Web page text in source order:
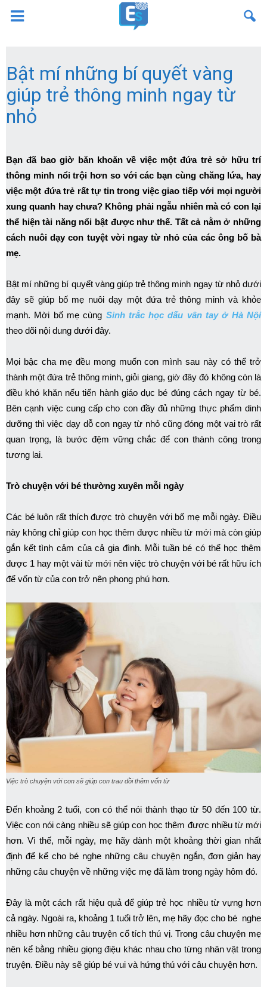
Bật mí những bí quyết vàng
giúp trẻ thông minh ngay từ
nhỏ
Bạn đã bao giờ băn khoăn về việc một đứa trẻ sở hữu trí
thông minh nổi trội hơn so với các bạn cùng chăng lứa, hay
việc một đứa trẻ rất tự tin trong việc giao tiếp với mọi người
xung quanh hay chưa? Không phải ngẫu nhiên mà có con lại
thể hiện tài năng nổi bật được như thế. Tất cả nằm ở những
cách nuôi dạy con tuyệt vời ngay từ nhỏ của các ông bố bà
mẹ.
Bật mí những bí quyết vàng giúp trẻ thông minh ngay từ nhỏ dưới
đây sẽ giúp bố mẹ nuôi dạy một đứa trẻ thông minh và khỏe
mạnh. Mời bố mẹ cùng Sinh trắc học dấu vân tay ở Hà Nội
theo dõi nội dung dưới đây.
Mọi bậc cha mẹ đều mong muốn con mình sau này có thể trở
thành một đứa trẻ thông minh, giỏi giang, giờ đây đó không còn là
điều khó khăn nếu tiến hành giáo dục bé đúng cách ngay từ bé.
Bên cạnh việc cung cấp cho con đầy đủ những thực phẩm dinh
dưỡng thì việc dạy dỗ con ngay từ nhỏ cũng đóng một vai trò rất
quan trọng, là bước đệm vững chắc để con thành công trong
tương lai.
Trò chuyện với bé thường xuyên mỗi ngày
Các bé luôn rất thích được trò chuyện với bố mẹ mỗi ngày. Điều
này không chỉ giúp con học thêm được nhiều từ mới mà còn giúp
gắn kết tình cảm của cả gia đình. Mỗi tuần bé có thể học thêm
được 1 hay một vài từ mới nên việc trò chuyện với bé rất hữu ích
để vốn từ của con trở nên phong phú hơn.
Việc trò chuyện với con sẽ giúp con trau dồi thêm vốn từ
Đến khoảng 2 tuổi, con có thể nói thành thạo từ 50 đến 100 từ.
Việc con nói càng nhiều sẽ giúp con học thêm được nhiều từ mới
hơn. Vì thế, mỗi ngày, mẹ hãy dành một khoảng thời gian nhất
định để kể cho bé nghe những câu chuyện ngắn, đơn giản hay
những câu chuyện về những việc mẹ đã làm trong ngày hôm đó.
Đây là một cách rất hiệu quả để giúp trẻ học nhiều từ vựng hơn
cả ngày. Ngoài ra, khoảng 1 tuổi trở lên, mẹ hãy đọc cho bé nghe
nhiều hơn những câu truyện cổ tích thú vị. Trong câu chuyện mẹ
nên kể bằng nhiều giọng điệu khác nhau cho từng nhân vật trong
truyện. Điều này sẽ giúp bé vui và hứng thú với câu chuyện hơn.